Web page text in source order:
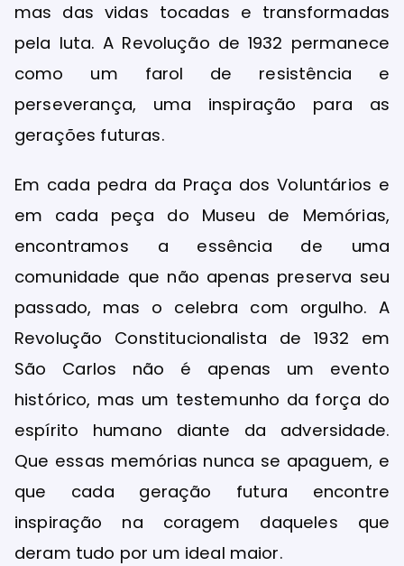
mas das vidas tocadas e transformadas
pela luta. A Revolução de 1932 permanece
como um farol de resistência e
perseverança, uma inspiração para as
gerações futuras.
Em cada pedra da Praça dos Voluntários e
em cada peça do Museu de Memórias,
encontramos a essência de uma
comunidade que não apenas preserva seu
passado, mas o celebra com orgulho. A
Revolução Constitucionalista de 1932 em
São Carlos não é apenas um evento
histórico, mas um testemunho da força do
espírito humano diante da adversidade.
Que essas memórias nunca se apaguem, e
que cada geração futura encontre
inspiração na coragem daqueles que
deram tudo por um ideal maior.